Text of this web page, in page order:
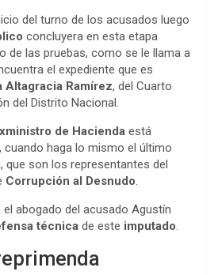
del turno de los acusados luego
concluyera en esta etapa
o de las pruebas, como se le llama a
el expediente que es
Altagracia Ramírez, del Cuarto
del Distrito Nacional.
de Hacienda está
, cuando haga lo mismo el último
que son los representantes del
Corrupción al Desnudo.
el abogado del acusado Agustín
técnica de este imputado.